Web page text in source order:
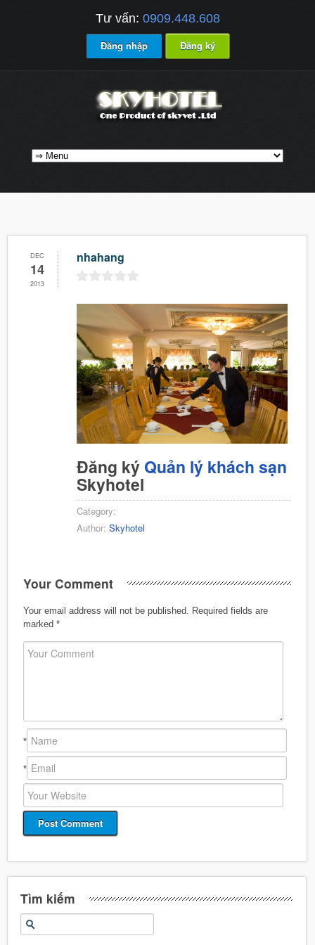
Tư vấn: 0909.448.608
Đăng nhập Đăng ký
DEC
14
2013
nhahang
Đăng ký Quản lý khách sạn
Skyhotel
Category:
Author: Skyhotel
Your Comment
Your email address will not be published.
Required fields are
marked *
*
*
Tìm kiếm